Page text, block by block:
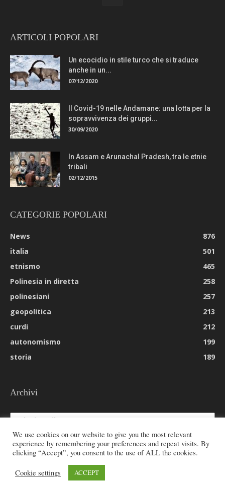
ARTICOLI POPOLARI
Un ecocidio in stile turco che si traduce
anche in un...
07/12/2020
Il Covid-19 nelle Andamane: una lotta per la
sopravvivenza dei gruppi...
30/09/2020
In Assam e Arunachal Pradesh, tra le etnie
tribali
02/12/2015
CATEGORIE POPOLARI
News
876
italia
501
etnismo
465
Polinesia in diretta
258
polinesiani
257
geopolitica
213
curdi
212
autonomismo
199
storia
189
Archivi
Archivi
© 2026 All rights reserved - Etnie -
We use cookies on our website to give you the most relevant
experience by remembering your preferences and repeat visits. By
clicking “Accept”, you consent to the use of ALL the cookies.
Cookie settings ACCEPT